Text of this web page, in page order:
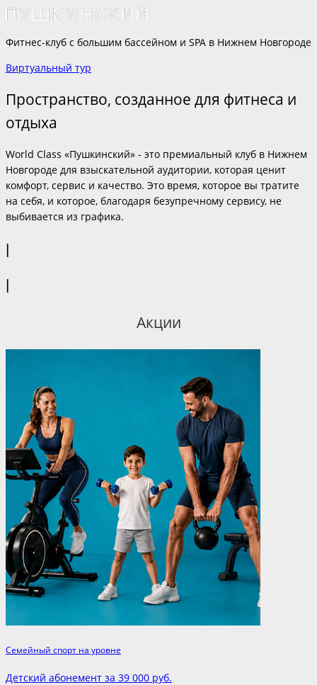
Фитнес-клуб с большим бассейном и SPA в Нижнем Новгороде
Виртуальный тур
Пространство, созданное для фитнеса и
отдыха
World Class «Пушкинский» - это премиальный клуб в Нижнем
Новгороде для взыскательной аудитории, которая ценит
комфорт, сервис и качество. Это время, которое вы тратите
на себя, и которое, благодаря безупречному сервису, не
выбивается из графика.
|
|
Акции
Семейный спорт на уровне
Детский абонемент за 39 000 руб.